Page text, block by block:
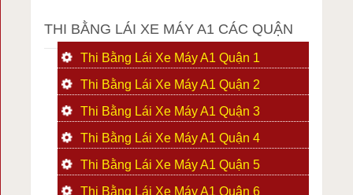
THI BẰNG LÁI XE MÁY A1 CÁC QUẬN
Thi Bằng Lái Xe Máy A1 Quận 1
Thi Bằng Lái Xe Máy A1 Quận 2
Thi Bằng Lái Xe Máy A1 Quận 3
Thi Bằng Lái Xe Máy A1 Quận 4
Thi Bằng Lái Xe Máy A1 Quận 5
Thi Bằng Lái Xe Máy A1 Quận 6